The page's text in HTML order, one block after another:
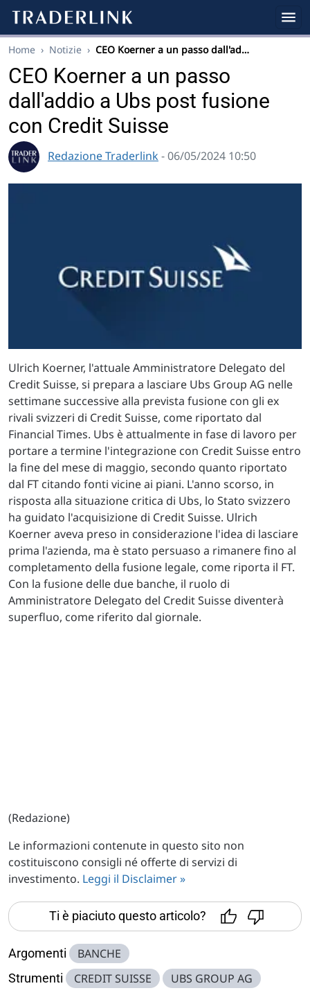
Home › Notizie › CEO Koerner a un passo dall'ad…
CEO Koerner a un passo
dall'addio a Ubs post fusione
con Credit Suisse
Redazione Traderlink - 06/05/2024 10:50
Ulrich Koerner, l'attuale Amministratore Delegato del
Credit Suisse, si prepara a lasciare Ubs Group AG nelle
settimane successive alla prevista fusione con gli ex
rivali svizzeri di Credit Suisse, come riportato dal
Financial Times. Ubs è attualmente in fase di lavoro per
portare a termine l'integrazione con Credit Suisse entro
la fine del mese di maggio, secondo quanto riportato
dal FT citando fonti vicine ai piani. L'anno scorso, in
risposta alla situazione critica di Ubs, lo Stato svizzero
ha guidato l'acquisizione di Credit Suisse. Ulrich
Koerner aveva preso in considerazione l'idea di lasciare
prima l'azienda, ma è stato persuaso a rimanere fino al
completamento della fusione legale, come riporta il FT.
Con la fusione delle due banche, il ruolo di
Amministratore Delegato del Credit Suisse diventerà
superfluo, come riferito dal giornale.
(Redazione)
Le informazioni contenute in questo sito non
costituiscono consigli né offerte di servizi di
investimento. Leggi il Disclaimer »
Ti è piaciuto questo articolo?
Argomenti BANCHE
Strumenti CREDIT SUISSE UBS GROUP AG